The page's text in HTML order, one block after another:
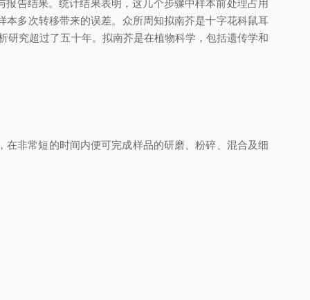
告结果。统计结果表明，这几个步骤中样本前处理占用
多次转移带来的误差。众所周知拟南芥是十字花科鼠耳
研究超过了五十年。拟南芥是在植物科学，包括遗传学和
非常短的时间内便可完成样品的研磨、粉碎、混合及细